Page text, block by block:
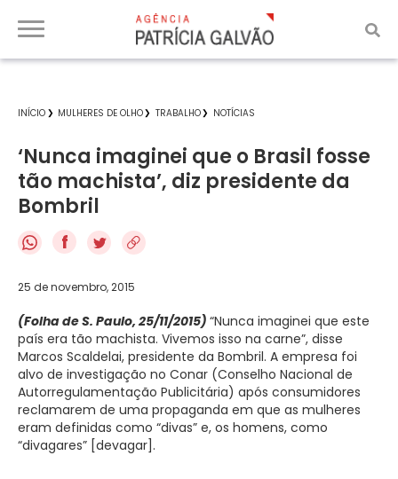
INÍCIO MULHERES DE OLHO TRABALHO NOTÍCIAS
‘Nunca imaginei que o Brasil fosse
tão machista’, diz presidente da
Bombril
f
25 de novembro, 2015
(Folha de S. Paulo, 25/11/2015) “Nunca imaginei que este
país era tão machista. Vivemos isso na carne”, disse
Marcos Scaldelai, presidente da Bombril. A empresa foi
alvo de investigação no Conar (Conselho Nacional de
Autorregulamentação Publicitária) após consumidores
reclamarem de uma propaganda em que as mulheres
eram definidas como “divas” e, os homens, como
“divagares” [devagar].